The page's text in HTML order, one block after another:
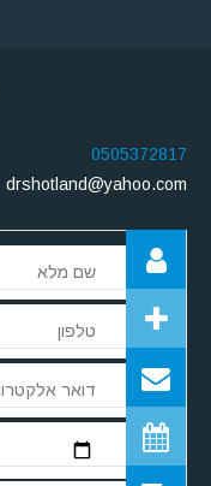
0505372817
drshotland@yahoo.com